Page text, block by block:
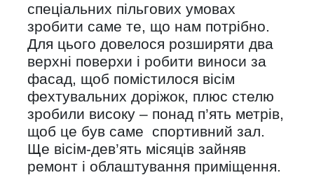
спеціальних пільгових умовах
зробити саме те, що нам потрібно.
Для цього довелося розширяти два
верхні поверхи і робити виноси за
фасад, щоб помістилося вісім
фехтувальних доріжок, плюс стелю
зробили високу – понад п’ять метрів,
щоб це був саме спортивний зал.
Ще вісім-дев’ять місяців зайняв
ремонт і облаштування приміщення.